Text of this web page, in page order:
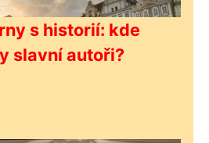
s historií: kde
slavní autoři?